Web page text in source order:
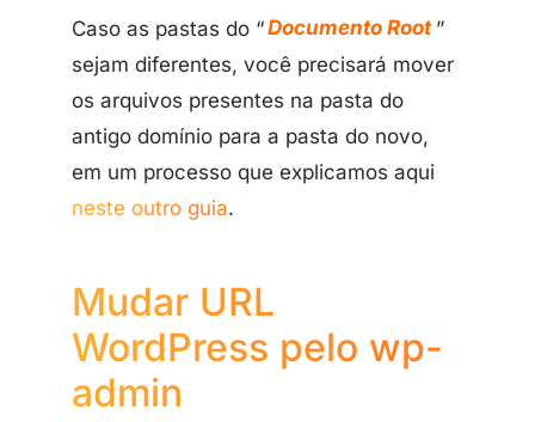
Caso as pastas do “Documento Root ”
sejam diferentes, você precisará mover
os arquivos presentes na pasta do
antigo domínio para a pasta do novo,
em um processo que explicamos aqui
neste outro guia.
Mudar URL
WordPress pelo wp-
admin